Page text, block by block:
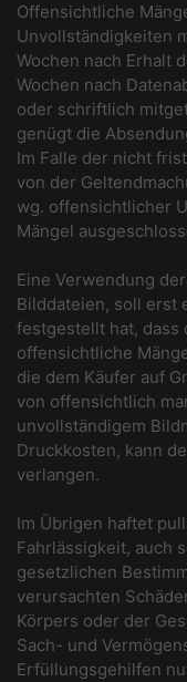
Offensichtliche
Unvollständigkeiten
Wochen nach Erhalt
Wochen nach
oder schriftlich
genügt die
Im Falle der nicht
von der
wg. offensichtlicher
Mängel
Eine Verwendung
Bilddateien, soll erst
festgestellt hat, dass
offensichtliche
die dem Käufer auf
von offensichtlich
unvollständigem
Druckkosten, kann
verlangen.
Im Übrigen haftet
Fahrlässigkeit, auch
gesetzlichen
verursachten
Körpers oder der
Sach- und
Erfüllungsgehilfen